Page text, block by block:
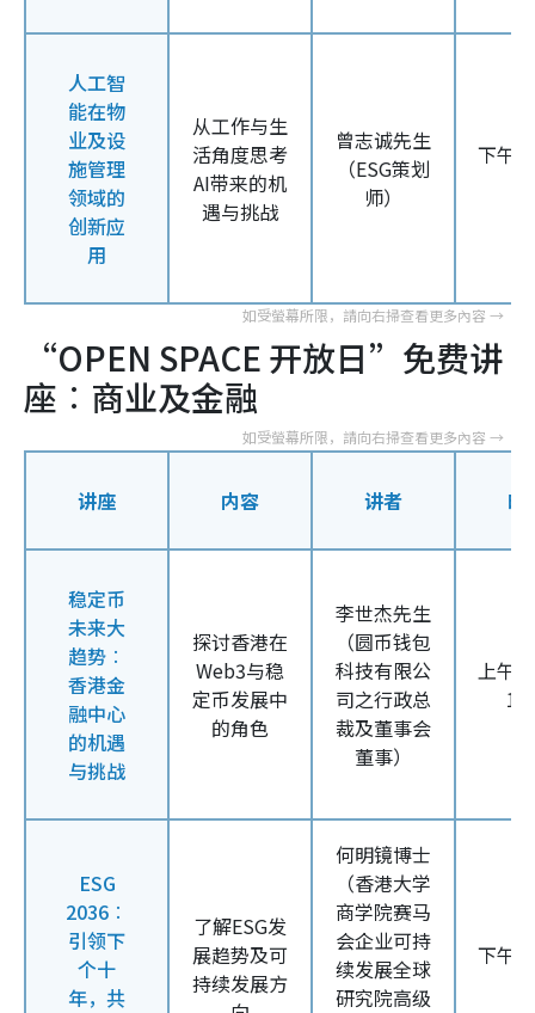
人工智
能在物
业及设
施管理
领域的
创新应
用
从工作与生
活角度思考
AI带来的机
遇与挑战
曾志诚先生
（ESG策划
师）
下午
“OPEN SPACE 开放日”免费讲
座︰ 商业及金融
讲座 内容 讲者 时
稳定币
未来大
趋势︰
香港金
融中心
的机遇
与挑战
探讨香港在
Web3与稳
定币发展中
的角色
李世杰先生
（圆币钱包
科技有限公
司之行政总
裁及董事会
董事）
上午
12
ESG
2036︰
引领下
个十
年，共
了解ESG发
展趋势及可
持续发展方
何明镜博士
（香港大学
商学院赛马
会企业可持
续发展全球
研究院高级
下午